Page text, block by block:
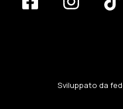
Sviluppato da